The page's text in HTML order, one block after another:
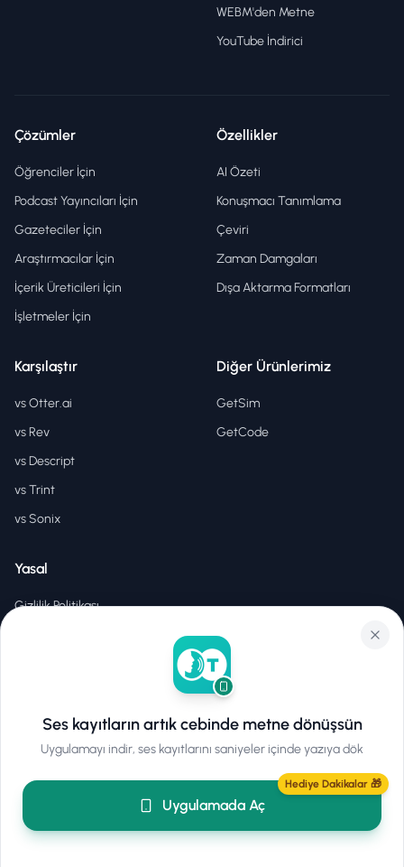
WEBM'den Metne
YouTube İndirici
Çözümler
Öğrenciler İçin
Podcast Yayıncıları İçin
Gazeteciler İçin
Araştırmacılar İçin
İçerik Üreticileri İçin
İşletmeler İçin
Özellikler
AI Özeti
Konuşmacı Tanımlama
Çeviri
Zaman Damgaları
Dışa Aktarma Formatları
Karşılaştır
vs Otter.ai
vs Rev
vs Descript
vs Trint
vs Sonix
Diğer Ürünlerimiz
GetSim
GetCode
Yasal
Gizlilik Politikası
© 2026 Hear2Text .Tüm hakları saklıdır.
Ses kayıtların artık cebinde metne dönüşsün
Uygulamayı indir, ses kayıtlarını saniyeler içinde yazıya dök
Uygulamada Aç
Hediye Dakikalar 🎁